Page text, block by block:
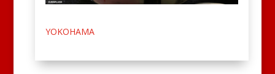
YOKOHAMA